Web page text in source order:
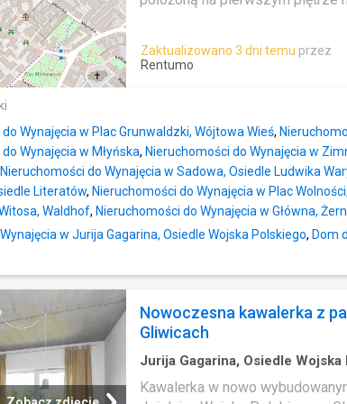
nieruchomościMetraż: 25
ścianach, na podłogach panele
pomieszczeń: Pokój dzienny z
kuchennym, łazienka z WC,
wyposażenieOgrzewanie:
woda: elektryczny
AGD: Pralka, lodówka,, płyta
złOpłaty administracyjne: 400 zł
zimnej oraz zaliczkę na
opłaty: 100 zł ryczałtowo opłatę
zwrotna: 2 500 zł Lokalizacja
Zaktualizowano 3 dni temu przez
Rentumo
Wynajęcia w Plac Grunwaldzki, Wójtowa Wieś,
Wynajęcia w Młyńska, Nieruchomości do Wynajęcia w
Nieruchomości do Wynajęcia w Sadowa, Osiedle Ludwika
Literatów, Nieruchomości do Wynajęcia w Plac
Waldhof, Nieruchomości do Wynajęcia w Główna,
w Jurija Gagarina, Osiedle Wojska Polskiego, Dom
Nowoczesna kawalerka z
Gliwicach
Jurija Gagarina, Osiedle Wojska
Kawalerka w nowo